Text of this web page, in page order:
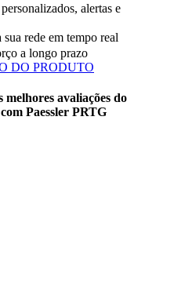
alertas e
rede em tempo real
a longo prazo
DO PRODUTO
melhores avaliações do
Paessler PRTG